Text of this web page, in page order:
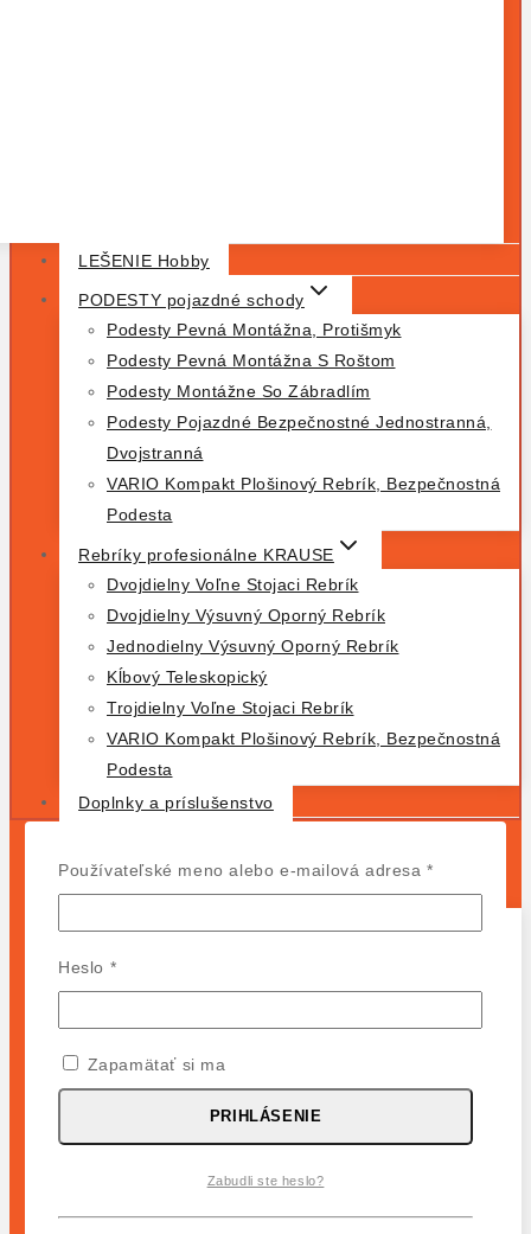
LEŠENIE Hobby
PODESTY pojazdné schody
Podesty Pevná Montážna, Protišmyk
Podesty Pevná Montážna S Roštom
Podesty Montážne So Zábradlím
Podesty Pojazdné Bezpečnostné Jednostranná,
Dvojstranná
VARIO Kompakt Plošinový Rebrík, Bezpečnostná
Podesta
Rebríky profesionálne KRAUSE
Dvojdielny Voľne Stojaci Rebrík
Dvojdielny Výsuvný Oporný Rebrík
Jednodielny Výsuvný Oporný Rebrík
Kĺbový Teleskopický
Trojdielny Voľne Stojaci Rebrík
VARIO Kompakt Plošinový Rebrík, Bezpečnostná
Podesta
Doplnky a príslušenstvo
OBCHOD
Typ Produktu
Lešenie
Rebríky
Podesty
Doplnky
Pokladňa
Košík
Používateľské meno alebo e-mailová adresa*Povinné
Heslo *Povinné
Zapamätať si ma
PRIHLÁSENIE
Zabudli ste heslo?